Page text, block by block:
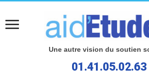
Une autre vision du soutien
01.41.05.02.63